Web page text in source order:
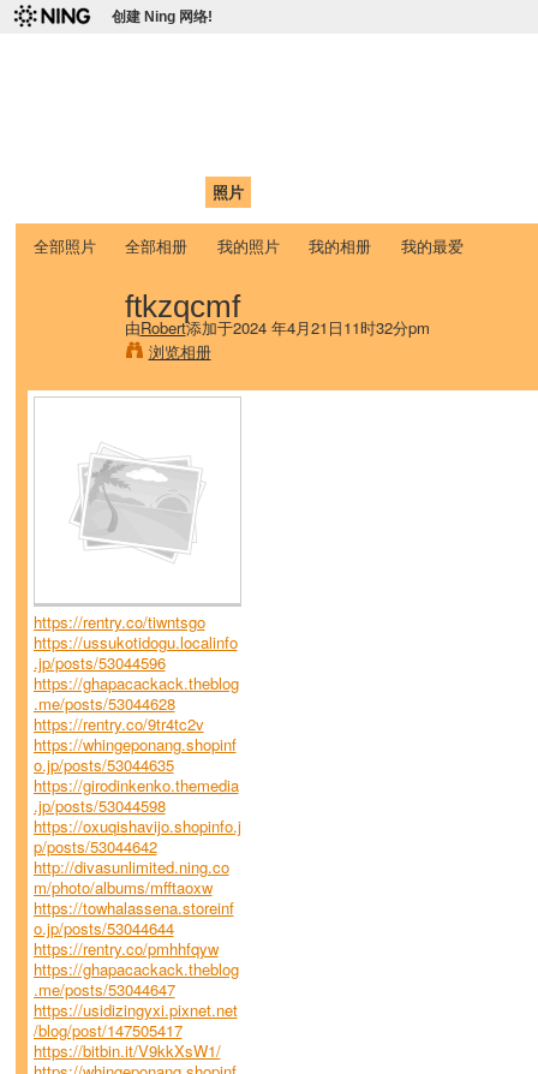
创建 Ning 网络!
照片
全部照片 全部相册 我的照片 我的相册 我的最爱
ftkzqcmf
由Robert添加于2024 年4月21日11时32分pm
浏览相册
https://rentry.co/tiwntsgo
https://ussukotidogu.localinfo
.jp/posts/53044596
https://ghapacackack.theblog
.me/posts/53044628
https://rentry.co/9tr4tc2v
https://whingeponang.shopinf
o.jp/posts/53044635
https://girodinkenko.themedia
.jp/posts/53044598
https://oxuqishavijo.shopinfo.j
p/posts/53044642
http://divasunlimited.ning.co
m/photo/albums/mfftaoxw
https://towhalassena.storeinf
o.jp/posts/53044644
https://rentry.co/pmhhfqyw
https://ghapacackack.theblog
.me/posts/53044647
https://usidizingyxi.pixnet.net
/blog/post/147505417
https://bitbin.it/V9kkXsW1/